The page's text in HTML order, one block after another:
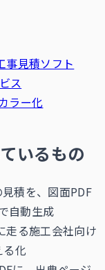
見積ソフト
ス
ラー化
いるもの
積を、図面PDF
自動生成
る施工会社向け
る化